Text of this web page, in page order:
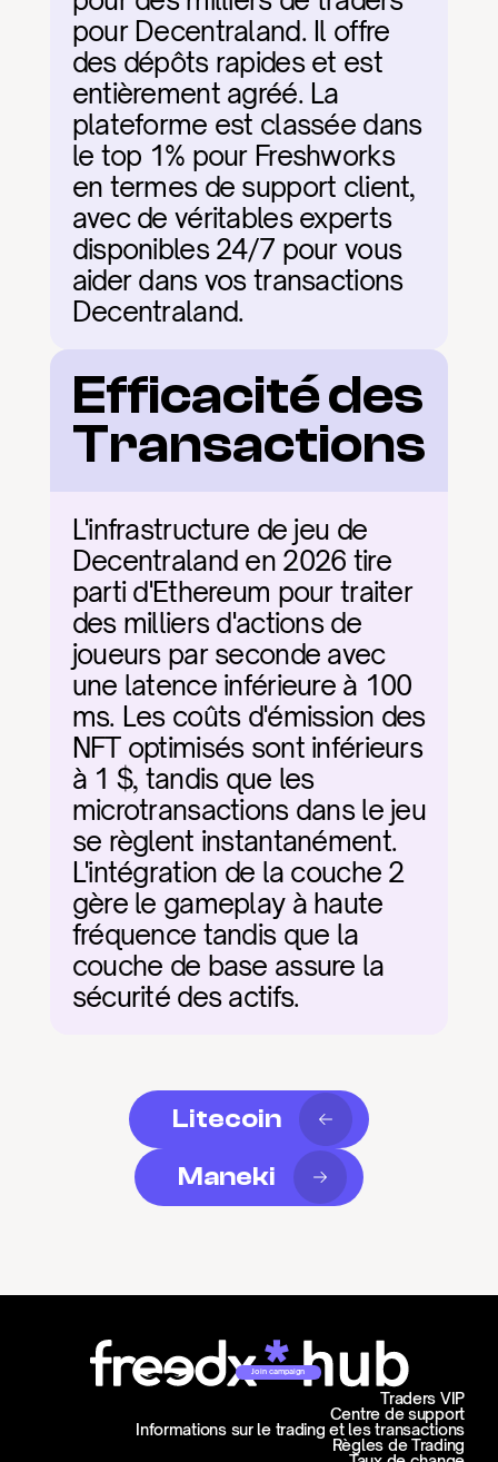
pour Decentraland. Il offre
des dépôts rapides et est
entièrement agréé. La
plateforme est classée dans
le top 1% pour Freshworks
en termes de support client,
avec de véritables experts
disponibles 24/7 pour vous
aider dans vos transactions
Decentraland.
Efficacité des
Transactions
L'infrastructure de jeu de
Decentraland en 2026 tire
parti d'Ethereum pour traiter
des milliers d'actions de
joueurs par seconde avec
une latence inférieure à 100
ms. Les coûts d'émission des
NFT optimisés sont inférieurs
à 1 $, tandis que les
microtransactions dans le jeu
se règlent instantanément.
L'intégration de la couche 2
gère le gameplay à haute
fréquence tandis que la
couche de base assure la
sécurité des actifs.
Litecoin
Maneki
Join campaign
Centre de support
Informations sur le trading et les transactions
Traders VIP
Règles de Trading